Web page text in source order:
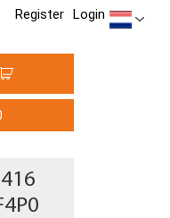
Register Login